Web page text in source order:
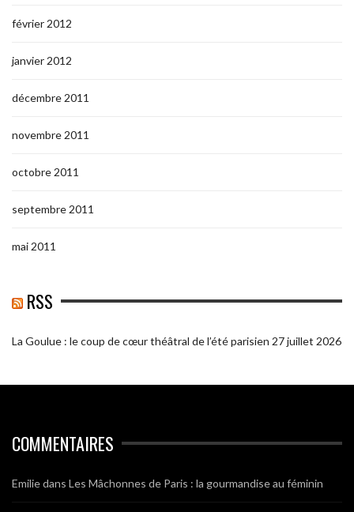
février 2012
janvier 2012
décembre 2011
novembre 2011
octobre 2011
septembre 2011
mai 2011
RSS
La Goulue : le coup de cœur théâtral de l’été parisien 27 juillet 2026
COMMENTAIRES
Emiliedans Les Mâchonnes de Paris : la gourmandise au féminin